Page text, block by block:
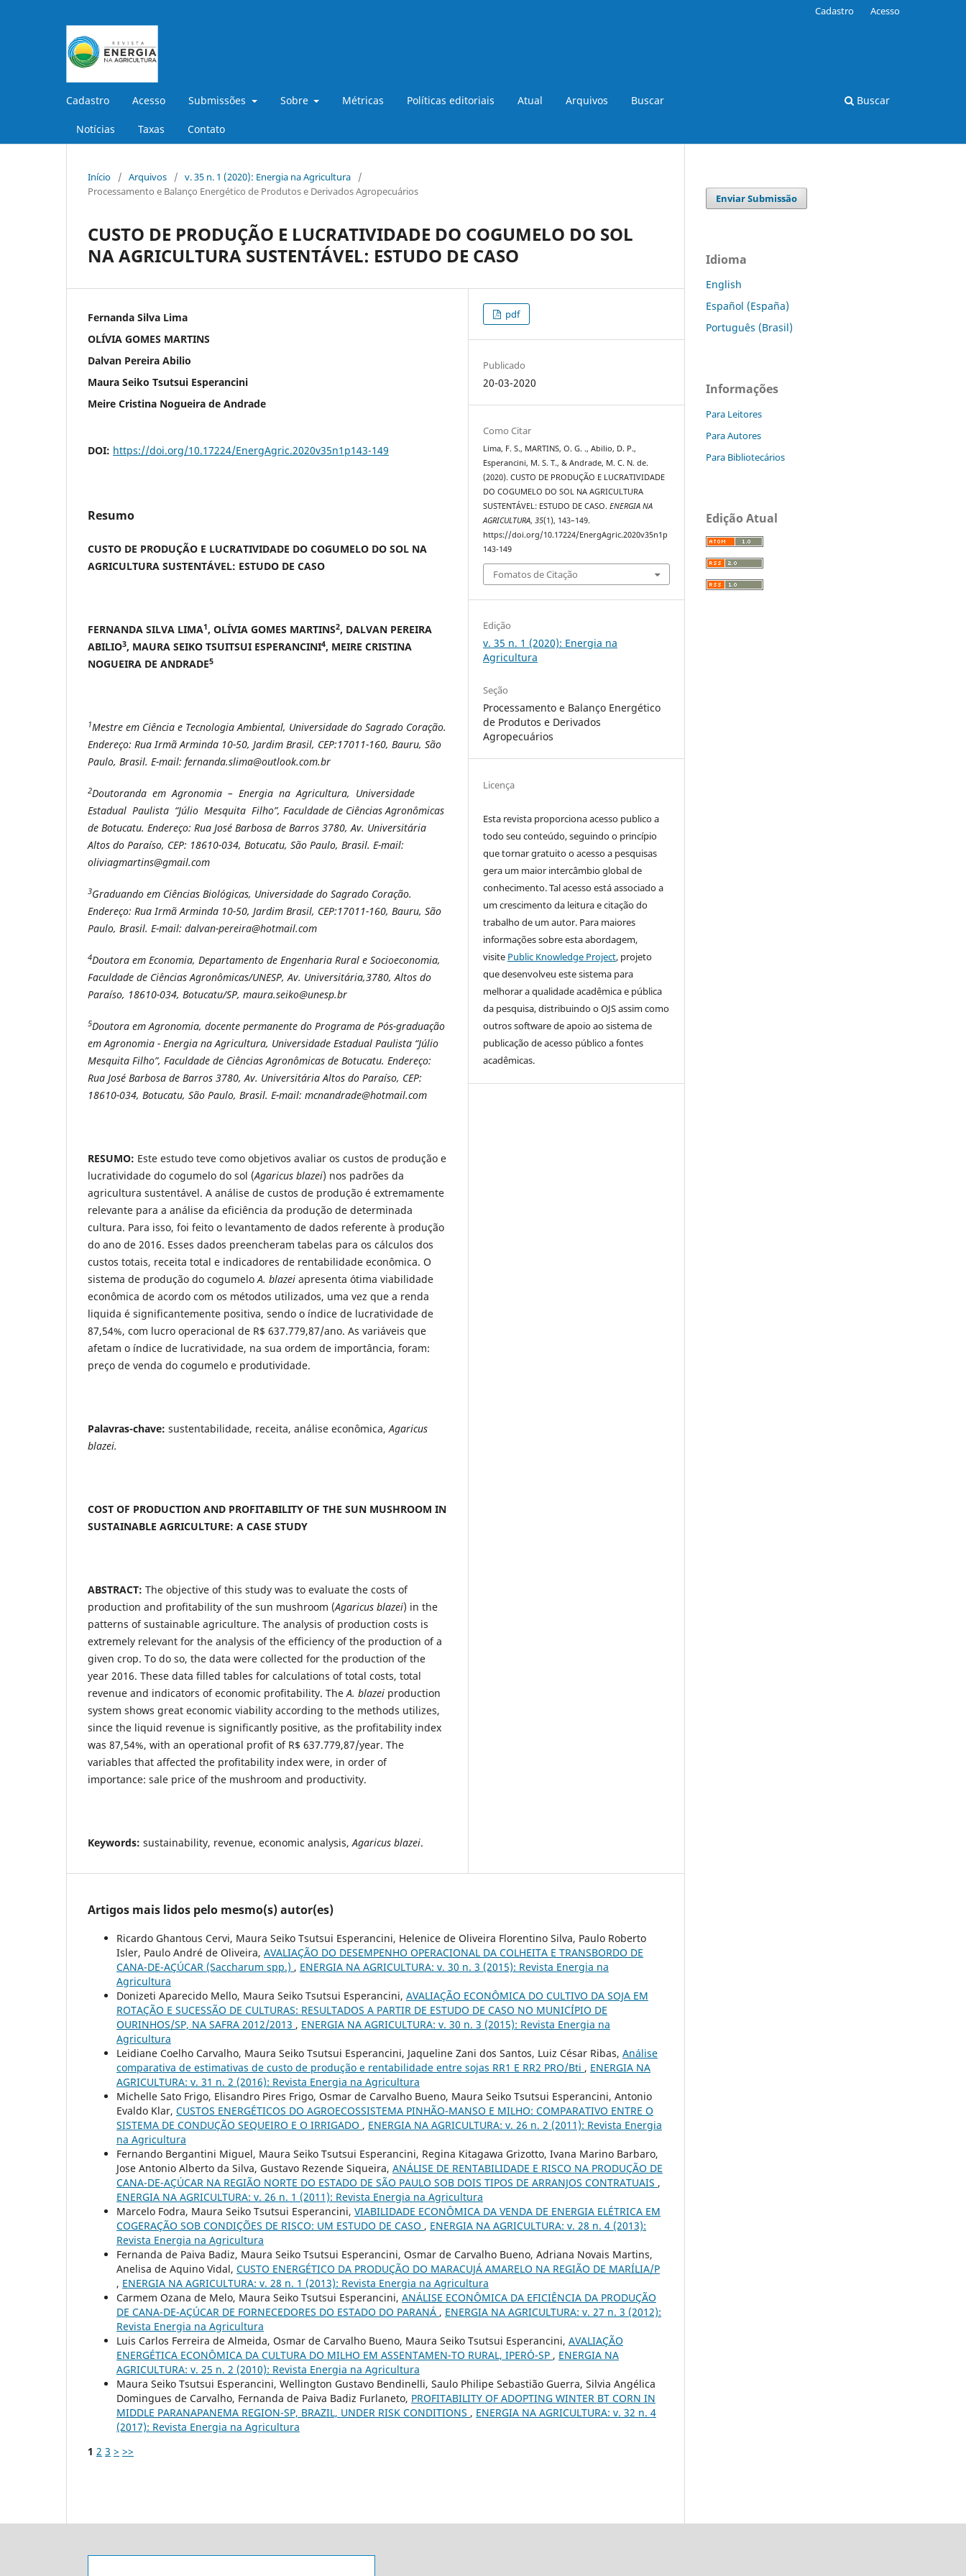
Cadastro Acesso Submissões Sobre Métricas Políticas editoriais Atual Arquivos Buscar
Notícias Taxas Contato
Buscar
Cadastro Acesso
Início / Arquivos / v. 35 n. 1 (2020): Energia na Agricultura
/
Processamento e Balanço Energético de Produtos e Derivados Agropecuários
CUSTO DE PRODUÇÃO E LUCRATIVIDADE DO COGUMELO DO SOL
NA AGRICULTURA SUSTENTÁVEL: ESTUDO DE CASO
Fernanda Silva Lima
OLÍVIA GOMES MARTINS
Dalvan Pereira Abilio
Maura Seiko Tsutsui Esperancini
Meire Cristina Nogueira de Andrade
DOI: https://doi.org/10.17224/EnergAgric.2020v35n1p143-149
Resumo
CUSTO DE PRODUÇÃO E LUCRATIVIDADE DO COGUMELO DO SOL NA
AGRICULTURA SUSTENTÁVEL: ESTUDO DE CASO
FERNANDA SILVA LIMA1, OLÍVIA GOMES MARTINS2, DALVAN PEREIRA
ABILIO3, MAURA SEIKO TSUITSUI ESPERANCINI4, MEIRE CRISTINA
NOGUEIRA DE ANDRADE5
1Mestre em Ciência e Tecnologia Ambiental, Universidade do Sagrado Coração.
Endereço: Rua Irmã Arminda 10-50, Jardim Brasil, CEP:17011-160, Bauru, São
Paulo, Brasil. E-mail: fernanda.slima@outlook.com.br
2Doutoranda em Agronomia – Energia na Agricultura, Universidade
Estadual Paulista “Júlio Mesquita Filho”, Faculdade de Ciências Agronômicas
de Botucatu. Endereço: Rua José Barbosa de Barros 3780, Av. Universitária
Altos do Paraíso, CEP: 18610-034, Botucatu, São Paulo, Brasil. E-mail:
oliviagmartins@gmail.com
3Graduando em Ciências Biológicas, Universidade do Sagrado Coração.
Endereço: Rua Irmã Arminda 10-50, Jardim Brasil, CEP:17011-160, Bauru, São
Paulo, Brasil. E-mail: dalvan-pereira@hotmail.com
4Doutora em Economia, Departamento de Engenharia Rural e Socioeconomia,
Faculdade de Ciências Agronômicas/UNESP, Av. Universitária,3780, Altos do
Paraíso, 18610-034, Botucatu/SP, maura.seiko@unesp.br
5Doutora em Agronomia, docente permanente do Programa de Pós-graduação
em Agronomia - Energia na Agricultura, Universidade Estadual Paulista “Júlio
Mesquita Filho”, Faculdade de Ciências Agronômicas de Botucatu. Endereço:
Rua José Barbosa de Barros 3780, Av. Universitária Altos do Paraíso, CEP:
18610-034, Botucatu, São Paulo, Brasil. E-mail: mcnandrade@hotmail.com
RESUMO: Este estudo teve como objetivos avaliar os custos de produção e
lucratividade do cogumelo do sol (Agaricus blazei) nos padrões da
agricultura sustentável. A análise de custos de produção é extremamente
relevante para a análise da eficiência da produção de determinada
cultura. Para isso, foi feito o levantamento de dados referente à produção
do ano de 2016. Esses dados preencheram tabelas para os cálculos dos
custos totais, receita total e indicadores de rentabilidade econômica. O
sistema de produção do cogumeloA. blazei apresenta ótima viabilidade
econômica de acordo com os métodos utilizados, uma vez que a renda
liquida é significantemente positiva, sendo o índice de lucratividade de
87,54%, com lucro operacional de R$ 637.779,87/ano. As variáveis que
afetam o índice de lucratividade, na sua ordem de importância, foram:
preço de venda do cogumelo e produtividade.
Palavras-chave: sustentabilidade, receita, análise econômica,Agaricus
blazei.
COST OF PRODUCTION AND PROFITABILITY OF THE SUN MUSHROOM IN
SUSTAINABLE AGRICULTURE: A CASE STUDY
ABSTRACT: The objective of this study was to evaluate the costs of
production and profitability of the sun mushroom (Agaricus blazei) in the
patterns of sustainable agriculture. The analysis of production costs is
extremely relevant for the analysis of the efficiency of the production of a
given crop. To do so, the data were collected for the production of the
year 2016. These data filled tables for calculations of total costs, total
revenue and indicators of economic profitability. TheA. blazei production
system shows great economic viability according to the methods utilizes,
since the liquid revenue is significantly positive, as the profitability index
was 87,54%, with an operational profit of R$ 637.779,87/year. The
variables that affected the profitability index were, in order of
importance: sale price of the mushroom and productivity.
Keywords: sustainability, revenue, economic analysis,Agaricus blazei.
pdf
Publicado
20-03-2020
Como Citar
Lima, F. S., MARTINS, O. G. ., Abilio, D. P.,
Esperancini, M. S. T., & Andrade, M. C. N. de.
(2020). CUSTO DE PRODUÇÃO E LUCRATIVIDADE
DO COGUMELO DO SOL NA AGRICULTURA
SUSTENTÁVEL: ESTUDO DE CASO.ENERGIA NA
AGRICULTURA,35(1), 143–149.
https://doi.org/10.17224/EnergAgric.2020v35n1p
143-149
Fomatos de Citação
Edição
v. 35 n. 1 (2020): Energia na
Agricultura
Seção
Processamento e Balanço Energético
de Produtos e Derivados
Agropecuários
Licença
Esta revista proporciona acesso publico a
todo seu conteúdo, seguindo o princípio
que tornar gratuito o acesso a pesquisas
gera um maior intercâmbio global de
conhecimento. Tal acesso está associado a
um crescimento da leitura e citação do
trabalho de um autor. Para maiores
informações sobre esta abordagem,
visite Public Knowledge Project, projeto
que desenvolveu este sistema para
melhorar a qualidade acadêmica e pública
da pesquisa, distribuindo o OJS assim como
outros software de apoio ao sistema de
publicação de acesso público a fontes
acadêmicas.
Artigos mais lidos pelo mesmo(s) autor(es)
Ricardo Ghantous Cervi, Maura Seiko Tsutsui Esperancini, Helenice de Oliveira Florentino Silva, Paulo Roberto
Isler, Paulo André de Oliveira, AVALIAÇÃO DO DESEMPENHO OPERACIONAL DA COLHEITA E TRANSBORDO DE
CANA-DE-AÇÚCAR (Saccharum spp.) , ENERGIA NA AGRICULTURA: v. 30 n. 3 (2015): Revista Energia na
Agricultura
Donizeti Aparecido Mello, Maura Seiko Tsutsui Esperancini, AVALIAÇÃO ECONÔMICA DO CULTIVO DA SOJA EM
ROTAÇÃO E SUCESSÃO DE CULTURAS: RESULTADOS A PARTIR DE ESTUDO DE CASO NO MUNICÍPIO DE
OURINHOS/SP, NA SAFRA 2012/2013 , ENERGIA NA AGRICULTURA: v. 30 n. 3 (2015): Revista Energia na
Agricultura
Leidiane Coelho Carvalho, Maura Seiko Tsutsui Esperancini, Jaqueline Zani dos Santos, Luiz César Ribas, Análise
comparativa de estimativas de custo de produção e rentabilidade entre sojas RR1 E RR2 PRO/Bti , ENERGIA NA
AGRICULTURA: v. 31 n. 2 (2016): Revista Energia na Agricultura
Michelle Sato Frigo, Elisandro Pires Frigo, Osmar de Carvalho Bueno, Maura Seiko Tsutsui Esperancini, Antonio
Evaldo Klar, CUSTOS ENERGÉTICOS DO AGROECOSSISTEMA PINHÃO-MANSO E MILHO: COMPARATIVO ENTRE O
SISTEMA DE CONDUÇÃO SEQUEIRO E O IRRIGADO , ENERGIA NA AGRICULTURA: v. 26 n. 2 (2011): Revista Energia
na Agricultura
Fernando Bergantini Miguel, Maura Seiko Tsutsui Esperancini, Regina Kitagawa Grizotto, Ivana Marino Barbaro,
Jose Antonio Alberto da Silva, Gustavo Rezende Siqueira, ANÁLISE DE RENTABILIDADE E RISCO NA PRODUÇÃO DE
CANA-DE-AÇÚCAR NA REGIÃO NORTE DO ESTADO DE SÃO PAULO SOB DOIS TIPOS DE ARRANJOS CONTRATUAIS ,
ENERGIA NA AGRICULTURA: v. 26 n. 1 (2011): Revista Energia na Agricultura
Marcelo Fodra, Maura Seiko Tsutsui Esperancini, VIABILIDADE ECONÔMICA DA VENDA DE ENERGIA ELÉTRICA EM
COGERAÇÃO SOB CONDIÇÕES DE RISCO: UM ESTUDO DE CASO , ENERGIA NA AGRICULTURA: v. 28 n. 4 (2013):
Revista Energia na Agricultura
Fernanda de Paiva Badiz, Maura Seiko Tsutsui Esperancini, Osmar de Carvalho Bueno, Adriana Novais Martins,
Anelisa de Aquino Vidal, CUSTO ENERGÉTICO DA PRODUÇÃO DO MARACUJÁ AMARELO NA REGIÃO DE MARÍLIA/P
, ENERGIA NA AGRICULTURA: v. 28 n. 1 (2013): Revista Energia na Agricultura
Carmem Ozana de Melo, Maura Seiko Tsutsui Esperancini, ANÁLISE ECONÔMICA DA EFICIÊNCIA DA PRODUÇÃO
DE CANA-DE-AÇÚCAR DE FORNECEDORES DO ESTADO DO PARANÁ , ENERGIA NA AGRICULTURA: v. 27 n. 3 (2012):
Revista Energia na Agricultura
Luis Carlos Ferreira de Almeida, Osmar de Carvalho Bueno, Maura Seiko Tsutsui Esperancini, AVALIAÇÃO
ENERGÉTICA ECONÔMICA DA CULTURA DO MILHO EM ASSENTAMEN-TO RURAL, IPERÓ-SP , ENERGIA NA
AGRICULTURA: v. 25 n. 2 (2010): Revista Energia na Agricultura
Maura Seiko Tsutsui Esperancini, Wellington Gustavo Bendinelli, Saulo Philipe Sebastião Guerra, Silvia Angélica
Domingues de Carvalho, Fernanda de Paiva Badiz Furlaneto, PROFITABILITY OF ADOPTING WINTER BT CORN IN
MIDDLE PARANAPANEMA REGION-SP, BRAZIL, UNDER RISK CONDITIONS , ENERGIA NA AGRICULTURA: v. 32 n. 4
(2017): Revista Energia na Agricultura
1 2 3 > >>
Enviar Submissão
Idioma
English
Español (España)
Português (Brasil)
Informações
Para Leitores
Para Autores
Para Bibliotecários
Edição Atual